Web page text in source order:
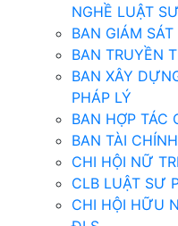
NGHỀ LUẬT SƯ
BAN GIÁM
BAN TRUYỀN
BAN XÂY
PHÁP LÝ
BAN HỢP TÁC
BAN TÀI CHÍNH
CHI HỘI NỮ
CLB LUẬT SƯ
CHI HỘI HỮU